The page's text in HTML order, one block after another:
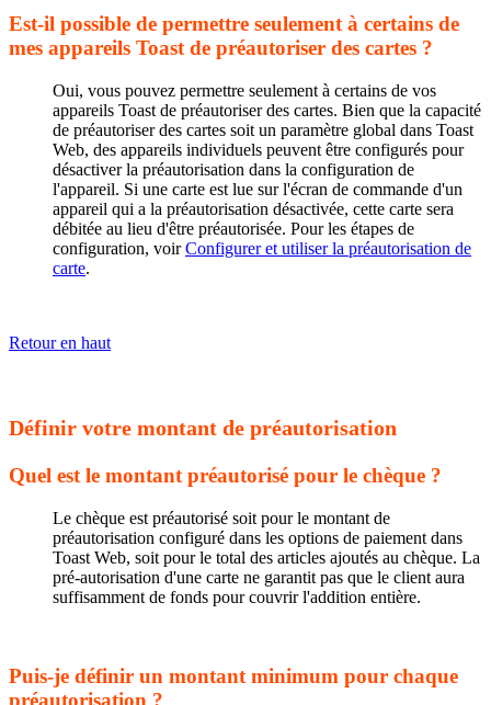
Est-il possible de permettre seulement à certains de
mes appareils Toast de préautoriser des cartes ?
Oui, vous pouvez permettre seulement à certains de vos
appareils Toast de préautoriser des cartes. Bien que la capacité
de préautoriser des cartes soit un paramètre global dans Toast
Web, des appareils individuels peuvent être configurés pour
désactiver la préautorisation dans la configuration de
l'appareil. Si une carte est lue sur l'écran de commande d'un
appareil qui a la préautorisation désactivée, cette carte sera
débitée au lieu d'être préautorisée. Pour les étapes de
configuration, voirConfigurer et utiliser la préautorisation de
carte.
Retour en haut
Définir votre montant de préautorisation
Quel est le montant préautorisé pour le chèque ?
Le chèque est préautorisé soit pour le montant de
préautorisation configuré dans les options de paiement dans
Toast Web, soit pour le total des articles ajoutés au chèque. La
pré-autorisation d'une carte ne garantit pas que le client aura
suffisamment de fonds pour couvrir l'addition entière.
Puis-je définir un montant minimum pour chaque